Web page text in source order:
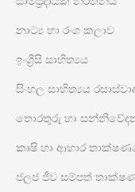
නාට්‍ය හා රංග කලාව
ඉංග්‍රීසි සාහිත්‍යය
සිංහල සාහිත්‍යය
තොරතුරු හා
කෘෂි හා ආහාර
ජලජ ජීව සම්පත්